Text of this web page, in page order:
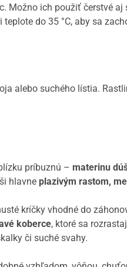
Možno ich použiť čerstvé aj
teplote do 35 °C, aby sa
alebo suchého lístia.
príbuznú – materinu
hlavne plazivým rastom,
kríčky vhodné do
koberce, ktoré sa
či suché svahy.